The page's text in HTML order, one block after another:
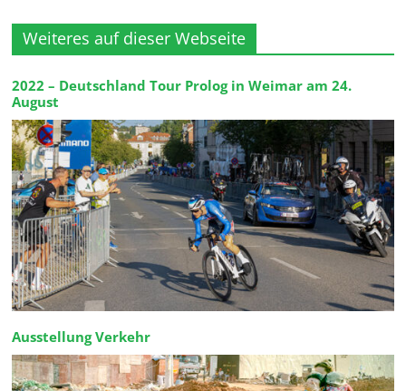
Weiteres auf dieser Webseite
2022 – Deutschland Tour Prolog in Weimar am 24.
August
Ausstellung Verkehr